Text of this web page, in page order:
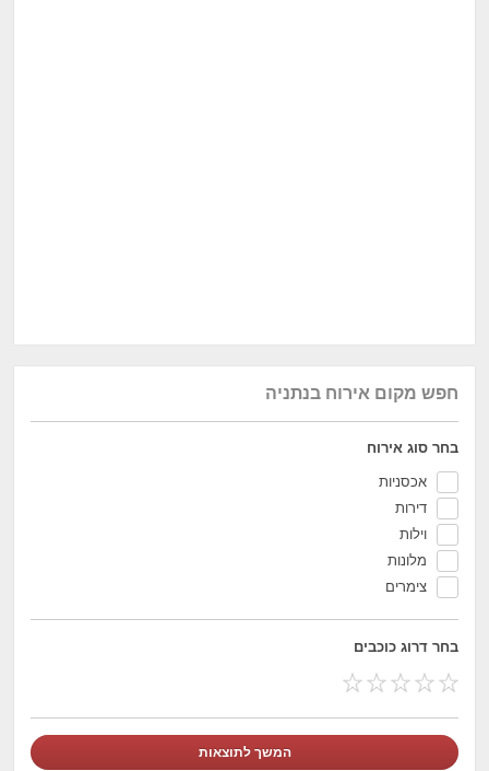
חפש מקום אירוח בנתניה
בחר סוג אירוח
אכסניות
דירות
וילות
מלונות
צימרים
בחר דרוג כוכבים